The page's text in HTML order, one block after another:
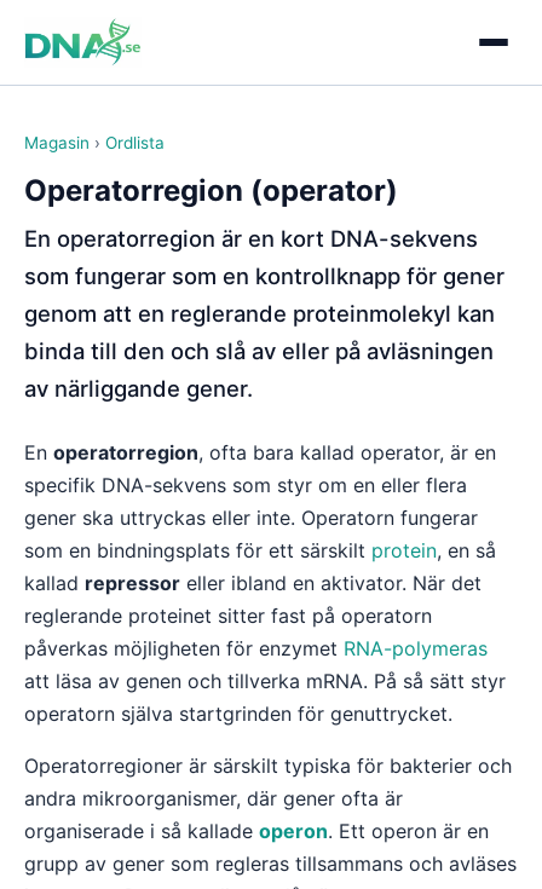
Magasin › Ordlista
Operatorregion (operator)
En operatorregion är en kort DNA-sekvens
som fungerar som en kontrollknapp för gener
genom att en reglerande proteinmolekyl kan
binda till den och slå av eller på avläsningen
av närliggande gener.
En operatorregion, ofta bara kallad operator, är en
specifik DNA-sekvens som styr om en eller flera
gener ska uttryckas eller inte. Operatorn fungerar
som en bindningsplats för ett särskilt protein, en så
kallad repressor eller ibland en aktivator. När det
reglerande proteinet sitter fast på operatorn
påverkas möjligheten för enzymet RNA-polymeras
att läsa av genen och tillverka mRNA. På så sätt styr
operatorn själva startgrinden för genuttrycket.
Operatorregioner är särskilt typiska för bakterier och
andra mikroorganismer, där gener ofta är
organiserade i så kallade operon. Ett operon är en
grupp av gener som regleras tillsammans och avläses